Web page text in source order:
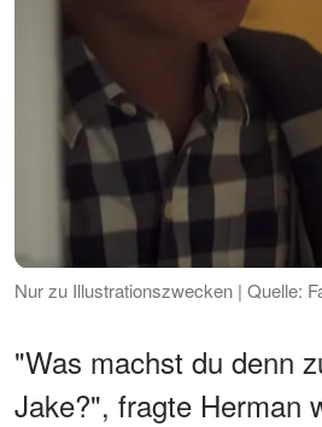
Nur zu Illustrationszwecken | Quelle:
"Was machst du denn
Jake?", fragte Herman